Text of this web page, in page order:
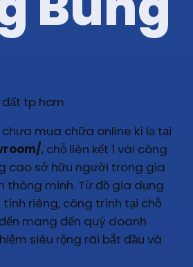
tp hcm
mua chữa online kì lạ tại
, chỗ liên kết 1 vài công
cao sở hữu người trong gia
thông minh. Từ đồ gia dụng
riêng, công trình tại chỗ
mang đến quý doanh
siêu rộng rãi bắt đầu và